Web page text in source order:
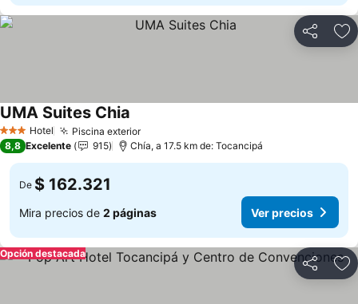
Compartir
3 Estrellas
Hotel Piscina exteriorVer precios
UMA Suites Chia
8,8 Excelente 915 Chía, a 17.5 km de: Tocancipá
De $ 162.321
Mira precios de 2 páginas Ver precios
Compartir
Opción destacada